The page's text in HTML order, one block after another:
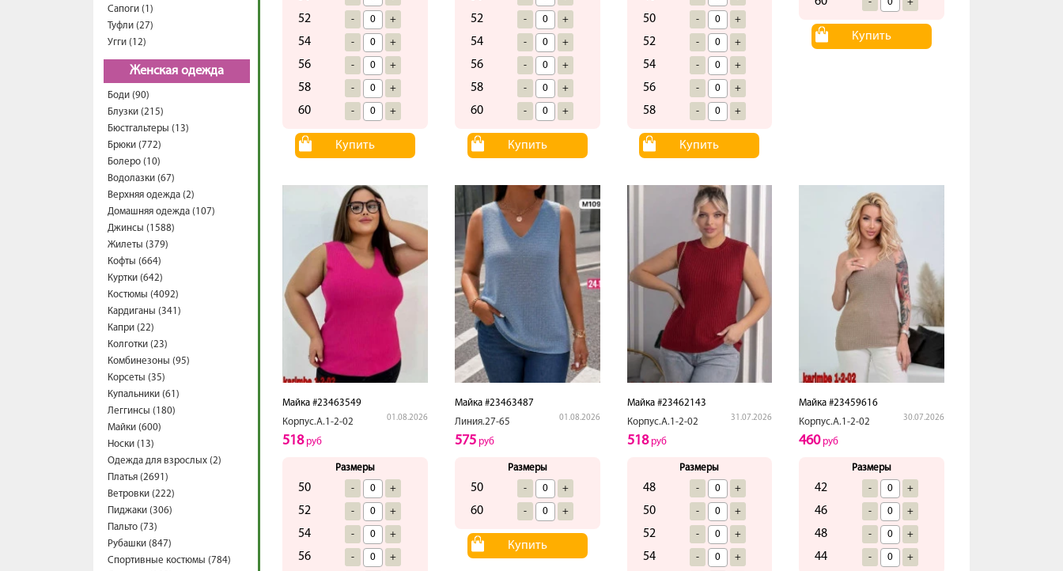
Сапоги (1)
Туфли (27)
Угги (12)
Женская одежда
Боди (90)
Блузки (215)
Бюстгальтеры (13)
Брюки (772)
Болеро (10)
Водолазки (67)
Верхняя одежда (2)
Домашняя одежда (107)
Джинсы (1588)
Жилеты (379)
Кофты (664)
Куртки (642)
Костюмы (4092)
Кардиганы (341)
Капри (22)
Колготки (23)
Комбинезоны (95)
Корсеты (35)
Купальники (61)
Леггинсы (180)
Майки (600)
Носки (13)
Одежда для взрослых (2)
Платья (2691)
Ветровки (222)
Пиджаки (306)
Пальто (73)
Рубашки (847)
Спортивные костюмы (784)
52 - +
54 - +
56 - +
58 - +
60 - +
Купить
52 - +
54 - +
56 - +
58 - +
60 - +
Купить
50 - +
52 - +
54 - +
56 - +
58 - +
Купить
Купить
Майка #23463549
Корпус.А.1-2-02
01.08.2026
518руб
Размеры
50 - +
52 - +
54 - +
56 - +
Майка #23463487
Линия.27-65
01.08.2026
575руб
Размеры
50 - +
60 - +
Купить
Майка #23462143
Корпус.А.1-2-02
31.07.2026
518руб
Размеры
48 - +
50 - +
52 - +
54 - +
Майка #23459616
Корпус.А.1-2-02
30.07.2026
460руб
Размеры
42 - +
46 - +
48 - +
44 - +